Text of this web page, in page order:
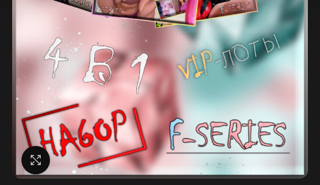
Нажмите, чтобы увеличить